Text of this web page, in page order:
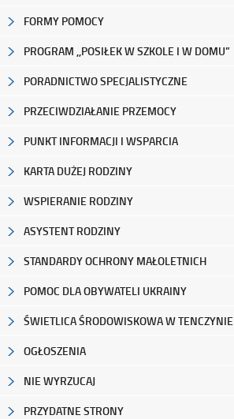
FORMY POMOCY
PROGRAM ,,POSIŁEK W SZKOLE I W DOMU”
PORADNICTWO SPECJALISTYCZNE
PRZECIWDZIAŁANIE PRZEMOCY
PUNKT INFORMACJI I WSPARCIA
KARTA DUŻEJ RODZINY
WSPIERANIE RODZINY
ASYSTENT RODZINY
STANDARDY OCHRONY MAŁOLETNICH
POMOC DLA OBYWATELI UKRAINY
ŚWIETLICA ŚRODOWISKOWA W TENCZYNIE
OGŁOSZENIA
NIE WYRZUCAJ
PRZYDATNE STRONY